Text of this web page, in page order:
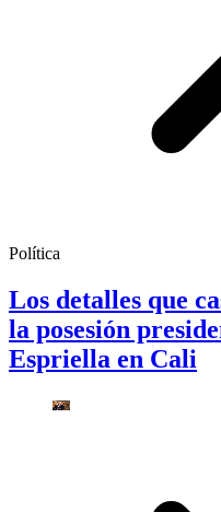
Política
Los detalles que
la posesión
Espriella en Cali